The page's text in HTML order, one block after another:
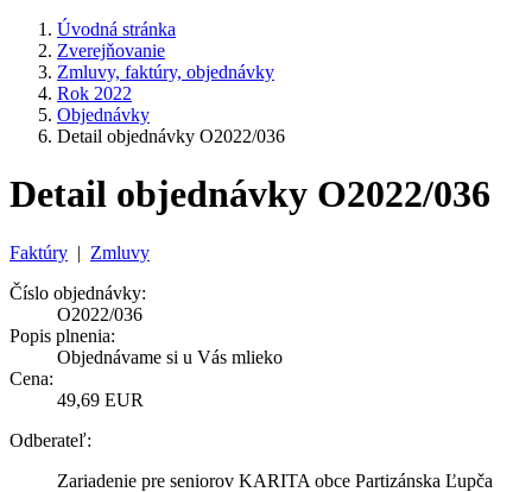
Úvodná stránka
Zverejňovanie
Zmluvy, faktúry, objednávky
Rok 2022
Objednávky
Detail objednávky O2022/036
Detail objednávky O2022/036
Faktúry | Zmluvy
Číslo objednávky:
O2022/036
Popis plnenia:
Objednávame si u Vás mlieko
Cena:
49,69 EUR
Odberateľ:
Zariadenie pre seniorov KARITA obce Partizánska Ľupča